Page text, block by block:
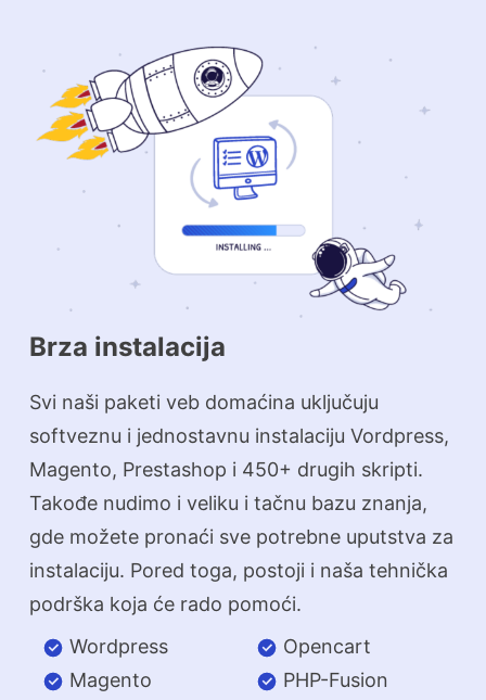
Brza instalacija
Svi naši paketi veb domaćina uključuju
softveznu i jednostavnu instalaciju Vordpress,
Magento, Prestashop i 450+ drugih skripti.
Takođe nudimo i veliku i tačnu bazu znanja,
gde možete pronaći sve potrebne uputstva za
instalaciju. Pored toga, postoji i naša tehnička
podrška koja će rado pomoći.
Wordpress
Magento
Opencart
PHP-Fusion